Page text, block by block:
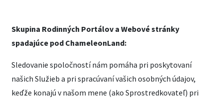
Skupina Rodinných Portálov a Webové stránky
spadajúce pod ChameleonLand:
Sledovanie spoločností nám pomáha pri poskytovaní
našich Služieb a pri spracúvaní vašich osobných údajov,
keďže konajú v našom mene (ako Sprostredkovateľ) pri